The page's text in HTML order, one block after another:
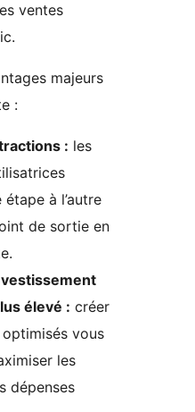
ventes
majeurs
:
: les
étape à l’autre
de sortie en
élevé : créer
vous
les
dépenses